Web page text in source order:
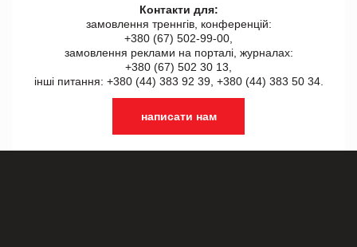
Контакти для:
замовлення треннгів, конференцій:
+380 (67) 502-99-00,
замовлення реклами на порталі, журналах:
+380 (67) 502 30 13,
інші питання: +380 (44) 383 92 39, +380 (44) 383 50 34.
написати нам